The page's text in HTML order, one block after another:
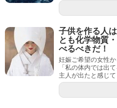
子供を作る人
とも化学物質
べるべきだ！
妊娠ご希望の女性か
「私の体内では出
主人が出たと感じ